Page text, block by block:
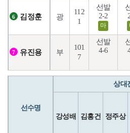
6 김정훈 광
112
1
선발
2-2
마
7 유진용 부
101
7
선발
4-6
선수명
상대
강성배 김홍건 정주상